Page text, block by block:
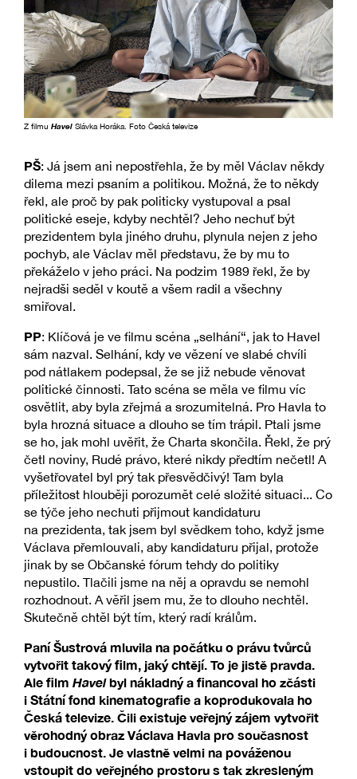
Z filmu Havel Slávka Horáka. Foto Česká televize
PŠ: Já jsem ani nepostřehla, že by měl Václav někdy
dilema mezi psaním a politikou. Možná, že to někdy
řekl, ale proč by pak politicky vystupoval a psal
politické eseje, kdyby nechtěl? Jeho nechuť být
prezidentem byla jiného druhu, plynula nejen z jeho
pochyb, ale Václav měl představu, že by mu to
překáželo v jeho práci. Na podzim 1989 řekl, že by
nejradši seděl v koutě a všem radil a všechny
smiřoval.
PP: Klíčová je ve filmu scéna „selhání“, jak to Havel
sám nazval. Selhání, kdy ve vězení ve slabé chvíli
pod nátlakem podepsal, že se již nebude věnovat
politické činnosti. Tato scéna se měla ve filmu víc
osvětlit, aby byla zřejmá a srozumitelná. Pro Havla to
byla hrozná situace a dlouho se tím trápil. Ptali jsme
se ho, jak mohl uvěřit, že Charta skončila. Řekl, že prý
četl noviny, Rudé právo, které nikdy předtím nečetl! A
vyšetřovatel byl prý tak přesvědčivý! Tam byla
příležitost hlouběji porozumět celé složité situaci... Co
se týče jeho nechuti přijmout kandidaturu
na prezidenta, tak jsem byl svědkem toho, když jsme
Václava přemlouvali, aby kandidaturu přijal, protože
jinak by se Občanské fórum tehdy do politiky
nepustilo. Tlačili jsme na něj a opravdu se nemohl
rozhodnout. A věřil jsem mu, že to dlouho nechtěl.
Skutečně chtěl být tím, který radí králům.
Paní Šustrová mluvila na počátku o právu tvůrců
vytvořit takový film, jaký chtějí. To je jistě pravda.
Ale film Havelbyl nákladný a financoval ho zčásti
i Státní fond kinematografie a koprodukovala ho
Česká televize. Čili existuje veřejný zájem vytvořit
věrohodný obraz Václava Havla pro současnost
i budoucnost. Je vlastně velmi na pováženou
vstoupit do veřejného prostoru s tak zkresleným